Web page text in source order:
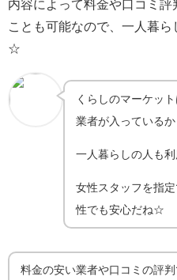
内容によって料金や口コミ
ことも可能なので、一人暮
☆
くらしのマーケッ
業者が入っているか
一人暮らしの人も利
女性スタッフを指
性でも安心だね☆
料金の安い業者や口コミの評